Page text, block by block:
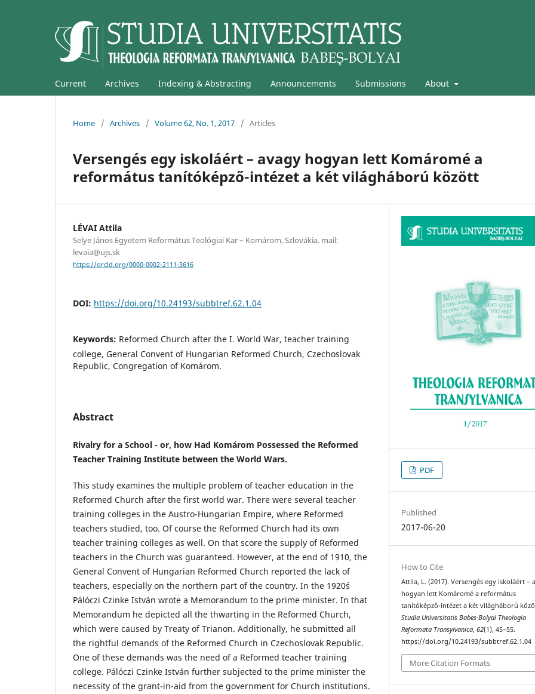
Current Archives Indexing & Abstracting Announcements Submissions About
Home / Archives / Volume 62, No. 1, 2017 / Articles
Versengés egy iskoláért – avagy hogyan lett Komáromé a
református tanítóképző-intézet a két világháború között
LÉVAI Attila
Selye János Egyetem Református Teológiai Kar – Komárom, Szlovákia. mail:
levaia@ujs.sk
https://orcid.org/0000-0002-2111-3616
DOI: https://doi.org/10.24193/subbtref.62.1.04
Keywords: Reformed Church after the I. World War, teacher training
college, General Convent of Hungarian Reformed Church, Czechoslovak
Republic, Congregation of Komárom.
Abstract
Rivalry for a School - or, how Had Komárom Possessed the Reformed
Teacher Training Institute between the World Wars.
This study examines the multiple problem of teacher education in the
Reformed Church after the first world war. There were several teacher
training colleges in the Austro-Hungarian Empire, where Reformed
teachers studied, too. Of course the Reformed Church had its own
teacher training colleges as well. On that score the supply of Reformed
teachers in the Church was guaranteed. However, at the end of 1910, the
General Convent of Hungarian Reformed Church reported the lack of
teachers, especially on the northern part of the country. In the 1920´s
Pálóczi Czinke István wrote a Memorandum to the prime minister. In that
Memorandum he depicted all the thwarting in the Reformed Church,
which were caused by Treaty of Trianon. Additionally, he submitted all
the rightful demands of the Reformed Church in Czechoslovak Republic.
One of these demands was the need of a Reformed teacher training
college. Pálóczi Czinke István further subjected to the prime minister the
necessity of the grant-in-aid from the government for Church institutions.
PDF
Published
2017-06-20
How to Cite
Attila, L. (2017). Versengés egy iskoláért –
hogyan lett Komáromé a református
tanítóképző-intézet a két világháború
Studia Universitatis Babes-Bolyai Theologia
Reformata Transylvanica,62(1), 45–55.
https://doi.org/10.24193/subbtref.62.1.04
More Citation Formats